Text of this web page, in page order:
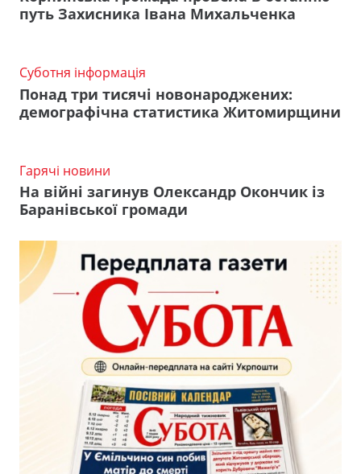
путь Захисника Івана Михальченка
Суботня інформація
Понад три тисячі новонароджених:
демографічна статистика Житомирщини
Гарячі новини
На війні загинув Олександр Окончик із
Баранівської громади